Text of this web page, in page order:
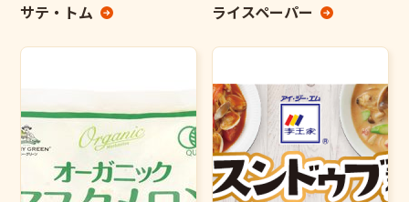
サテ・トム ライスペーパー